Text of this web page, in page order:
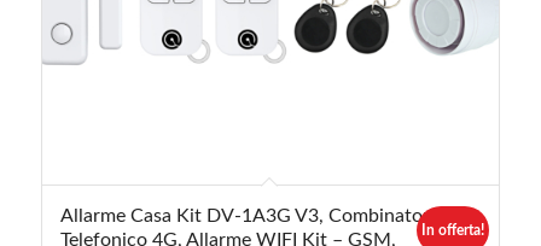
Allarme Casa Kit DV-1A3G V3, Combinatore
Telefonico 4G, Allarme WIFI Kit – GSM,
In offerta!